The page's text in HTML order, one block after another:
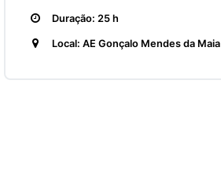
Duração: 25 h
Local: AE Gonçalo Mendes da Maia